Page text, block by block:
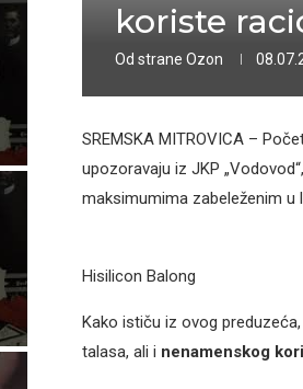
koriste
Od strane Ozon
SREMSKA MITROVICA –
upozoravaju iz JKP
maksimumima zabeleženim u
Hisilicon Balong
Kako ističu iz ovog
talasa, ali i nenamenskog